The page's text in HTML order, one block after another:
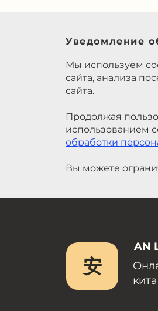
Уведомление
Мы используем
сайта, анализа
сайта.
Продолжая
использованием
обработки
Вы можете
安
AN